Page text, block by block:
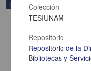
Trabajo de grado
Colección
TESIUNAM
Repositorio
Repositorio de la
Bibliotecas y